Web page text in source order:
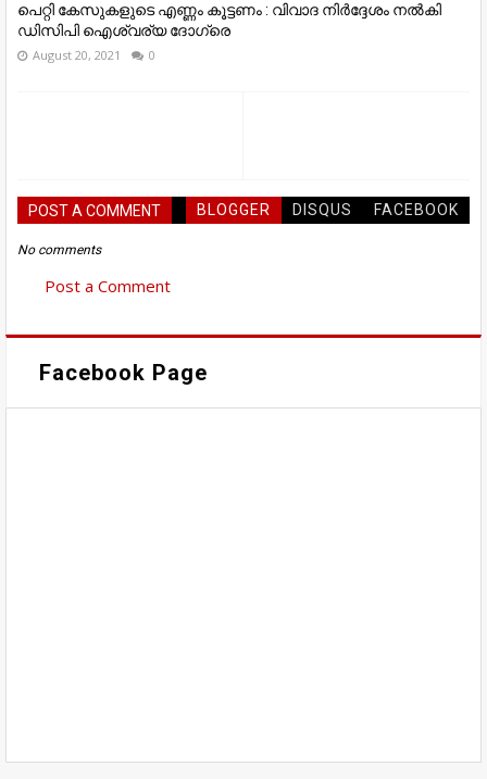
പെറ്റി കേസുകളുടെ എണ്ണം കൂട്ടണം : വിവാദ നിർദ്ദേശം നൽകി
ഡിസിപി ഐശ്വര്യ ദോഗ്രെ
August 20, 2021 0
POST A COMMENT BLOGGER DISQUS FACEBOOK
No comments
Post a Comment
Facebook Page